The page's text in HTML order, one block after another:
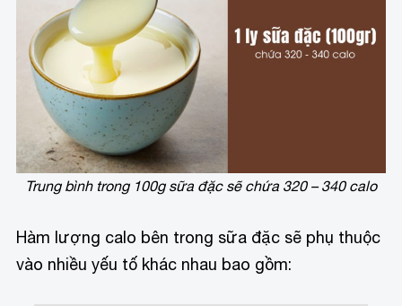
Trung bình trong 100g sữa đặc sẽ chứa 320 – 340 calo
Hàm lượng calo bên trong sữa đặc sẽ phụ thuộc
vào nhiều yếu tố khác nhau bao gồm: